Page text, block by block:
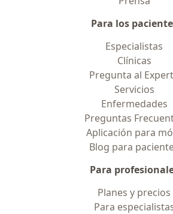
Para los
Especialistas
Clínicas
Pregunta al
Servicios
Enfermedades
Preguntas
Aplicación para
Blog para
Para
Planes y precios
Para